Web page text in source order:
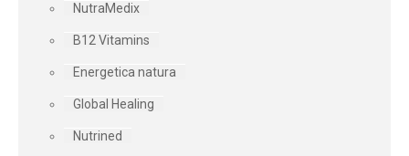
NutraMedix
B12 Vitamins
Energetica natura
Global Healing
Nutrined